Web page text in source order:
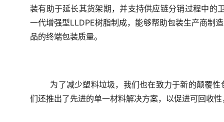
装有助于延长其货架期，并支持供应链分销过程中
一代增强型LLDPE树脂制成，能够帮助包装生产商制
品的终端包装质量。
为了减少塑料垃圾，我们也在致力于新的颠覆
们还推出了先进的单一材料解决方案，以促进可回收